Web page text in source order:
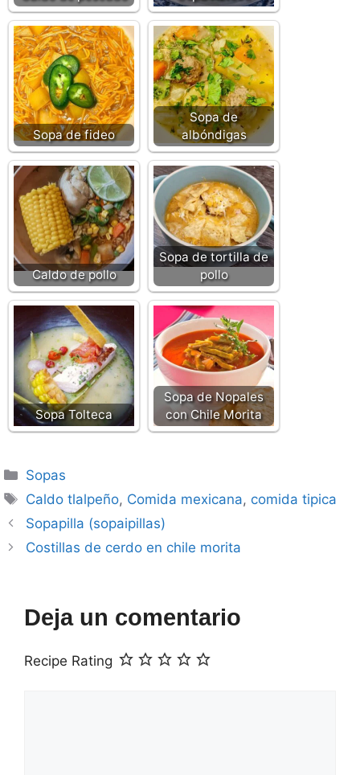
Sopa de fideo
Sopa de
albóndigas
Caldo de pollo
Sopa de tortilla de
pollo
Sopa Tolteca
Sopa de Nopales
con Chile Morita
Categorías
Sopas
Etiquetas
Caldo tlalpeño, Comida mexicana, comida tipica
Sopapilla (sopaipillas)
Costillas de cerdo en chile morita
Deja un comentario
Recipe Rating